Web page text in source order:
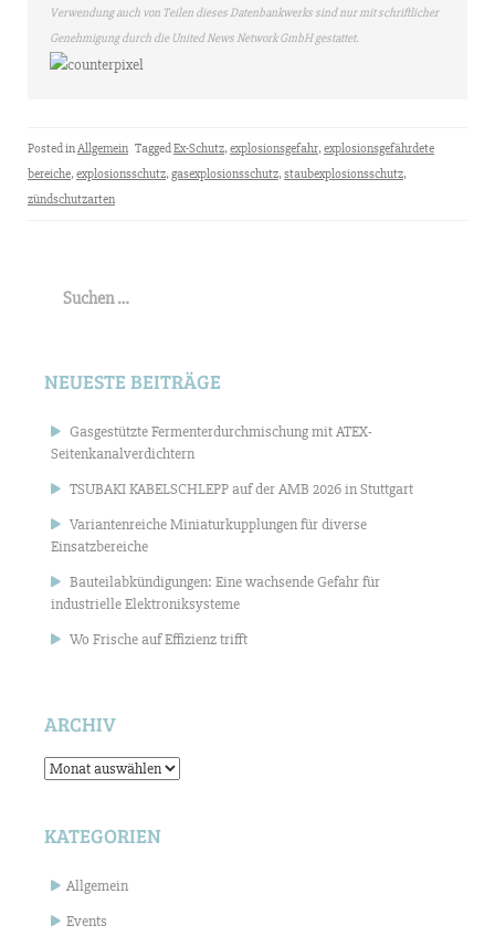
Verwendung auch von Teilen dieses Datenbankwerks sind nur mit schriftlicher
Genehmigung durch die United News Network GmbH gestattet.
Posted inAllgemein TaggedEx-Schutz,explosionsgefahr,explosionsgefährdete
bereiche,explosionsschutz,gasexplosionsschutz,staubexplosionsschutz,
zündschutzarten
nach:
NEUESTE BEITRÄGE
Gasgestützte Fermenterdurchmischung mit ATEX-
Seitenkanalverdichtern
TSUBAKI KABELSCHLEPP auf der AMB 2026 in Stuttgart
Variantenreiche Miniaturkupplungen für diverse
Einsatzbereiche
Bauteilabkündigungen: Eine wachsende Gefahr für
industrielle Elektroniksysteme
Wo Frische auf Effizienz trifft
ARCHIV
Archiv
KATEGORIEN
Allgemein
Events